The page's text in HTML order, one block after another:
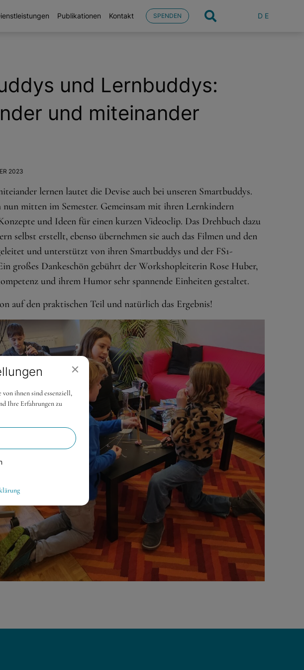
Publikationen Kontakt SPENDEN DE
und Lernbuddys:
und miteinander
2023
lernen lautet die Devise auch bei unseren Smartbuddys.
nun mitten im Semester. Gemeinsam mit ihren Lernkindern
und Ideen für einen kurzen Videoclip. Das Drehbuch dazu
selbst erstellt, ebenso übernehmen sie auch das Filmen und den
und unterstützt von ihren Smartbuddys und der FS1-
großes Dankeschön gebührt der Workshopleiterin Rose Huber,
und ihrem Humor sehr spannende Einheiten gestaltet.
auf den praktischen Teil und natürlich das Ergebnis!
ihnen sind essenziell,
Ihre Erfahrungen zu
und sind für die